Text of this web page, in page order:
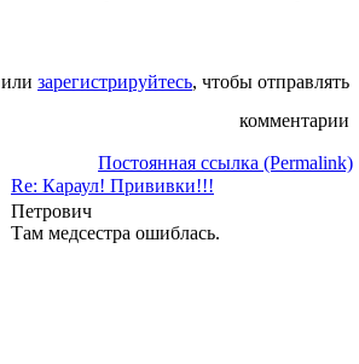
или зарегистрируйтесь, чтобы отправлять
комментарии
Постоянная ссылка (Permalink)
Re: Караул! Прививки!!!
Петрович
Там медсестра ошиблась.